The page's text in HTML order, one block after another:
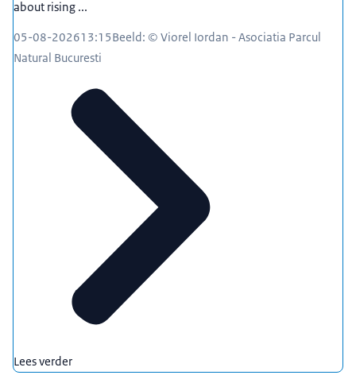
about rising ...
05-08-202613:15Beeld: © Viorel Iordan - Asociatia Parcul
Natural Bucuresti
Lees verder